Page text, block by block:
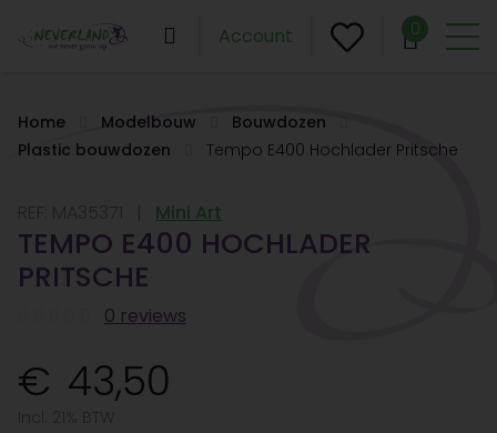
Account 0
Home Modelbouw
Bouwdozen
Plastic bouwdozen
Tempo E400 Hochlader Pritsche
Mini Art
TEMPO E400 HOCHLADER
PRITSCHE
0 reviews
43,50